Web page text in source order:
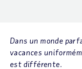
Dans un monde
vacances
est différente.